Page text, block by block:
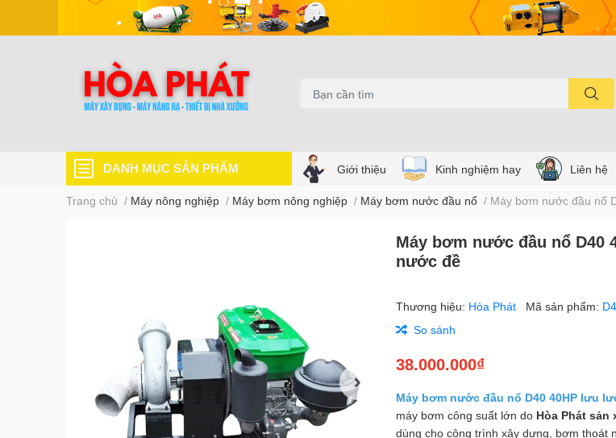
DANH MỤC SẢN PHẨM Giới thiệu Kinh nghiệm hay Liên hệ
Trang chủ / Máy nông nghiệp / Máy bơm nông nghiệp / Máy bơm nước đầu nổ / Máy bơm nước đầu nổ
Máy bơm nước đầu nổ D40
nước đề
Thương hiệu: Hòa Phát Mã sản phẩm:
So sánh
38.000.000₫
Máy bơm nước đầu nổ D40 40HP lưu
máy bơm công suất lớn do Hòa Phát sản
dùng cho công trình xây dựng, bơm thoát